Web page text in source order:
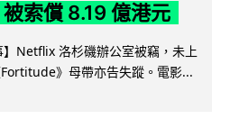
索償 8.19 億港元
】Netflix 洛杉磯辦公室被竊，未上
》母帶亦告失蹤。電影...